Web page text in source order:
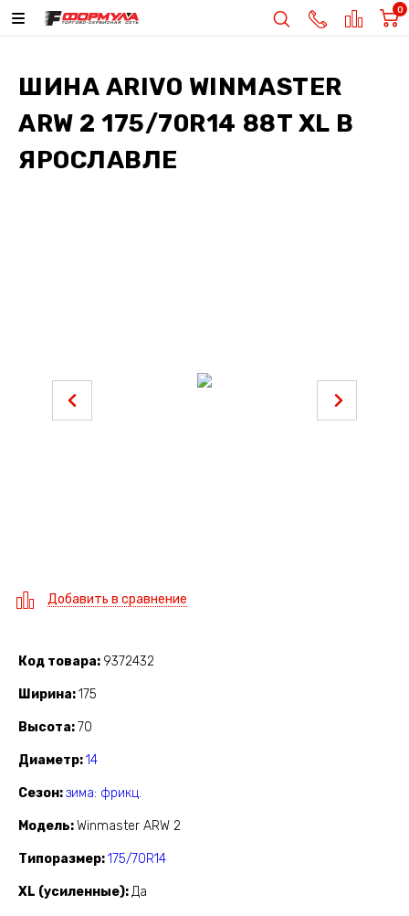
0
ШИНА ARIVO WINMASTER
ARW 2 175/70R14 88T XL В
ЯРОСЛАВЛЕ
Добавить в сравнение
Код товара 9372432
Ширина 175
Высота 70
Диаметр 14
Сезон зима: фрикц.
Модель Winmaster ARW 2
Типоразмер 175/70R14
XL (усиленные) Да